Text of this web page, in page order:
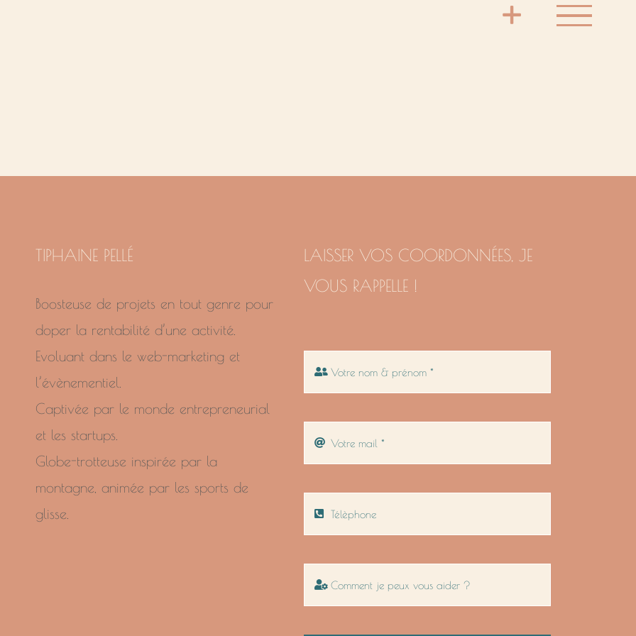
TIPHAINE PELLÉ
Boosteuse de projets en tout genre pour
doper la rentabilité d’une activité.
Evoluant dans le web-marketing et
l’évènementiel.
Captivée par le monde entrepreneurial
et les startups.
Globe-trotteuse inspirée par la
montagne, animée par les sports de
glisse.
LAISSER VOS COORDONNÉES, JE
VOUS RAPPELLE !